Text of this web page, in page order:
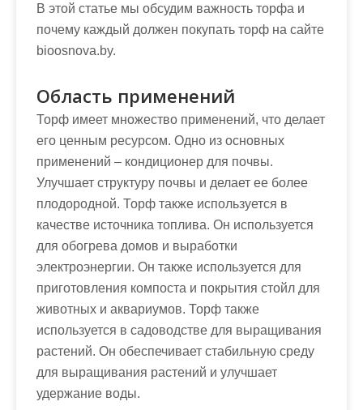
В этой статье мы обсудим важность торфа и
почему каждый должен покупать торф на сайте
bioosnova.by.
Область применений
Торф имеет множество применений, что делает
его ценным ресурсом. Одно из основных
применений – кондиционер для почвы.
Улучшает структуру почвы и делает ее более
плодородной. Торф также используется в
качестве источника топлива. Он используется
для обогрева домов и выработки
электроэнергии. Он также используется для
приготовления компоста и покрытия стойл для
животных и аквариумов. Торф также
используется в садоводстве для выращивания
растений. Он обеспечивает стабильную среду
для выращивания растений и улучшает
удержание воды.